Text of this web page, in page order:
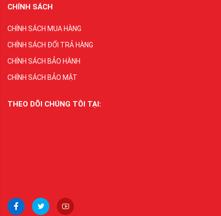
CHÍNH SÁCH
CHÍNH SÁCH MUA HÀNG
CHÍNH SÁCH ĐỔI TRẢ HÀNG
CHÍNH SÁCH BẢO HÀNH
CHÍNH SÁCH BẢO MẬT
THEO DÕI CHÚNG TÔI TẠI: